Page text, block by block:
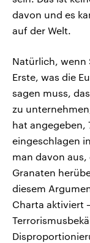
davon und es
auf der Welt.
Natürlich, wenn
Erste, was die
sagen muss,
zu
hat angegeben,
eingeschlagen
man davon aus,
Granaten
diesem
Charta aktiviert